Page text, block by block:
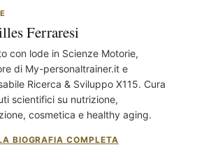
Ferraresi
con lode in Scienze Motorie,
di My-personaltrainer.it e
Ricerca & Sviluppo X115. Cura
scientifici su nutrizione,
cosmetica e healthy aging.
BIOGRAFIA COMPLETA